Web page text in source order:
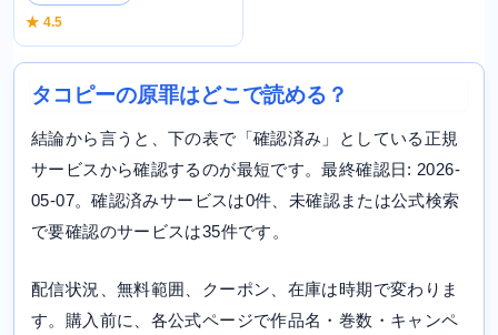
★ 4.5
タコピーの原罪はどこで読める？
結論から言うと、下の表で「確認済み」としている正規
サービスから確認するのが最短です。最終確認日: 2026-
05-07。確認済みサービスは0件、未確認または公式検索
で要確認のサービスは35件です。
配信状況、無料範囲、クーポン、在庫は時期で変わりま
す。購入前に、各公式ページで作品名・巻数・キャンペ